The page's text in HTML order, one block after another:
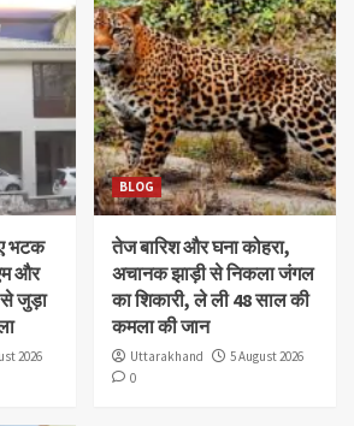
भटक
और
से जुड़ा
2026
BLOG
तेज बारिश और घना कोहरा,
अचानक झाड़ी से निकला जंगल
का शिकारी, ले ली 48 साल की
कमला की जान
Uttarakhand
5 August 2026
0